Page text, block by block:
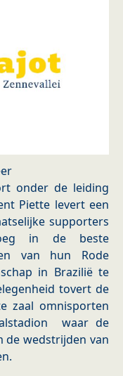
onder de leiding
Piette levert een
supporters
in de beste
van hun Rode
in Brazilië te
tovert de
zaal omnisporten
waar de
de wedstrijden van